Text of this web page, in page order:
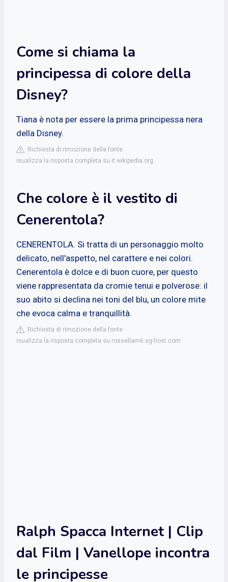
Come si chiama la
principessa di colore della
Disney?
Tiana è nota per essere la prima principessa nera
della Disney.
Richiesta di rimozione della fonte
isualizza la risposta completa su it.wikipedia.org
Che colore è il vestito di
Cenerentola?
CENERENTOLA. Si tratta di un personaggio molto
delicato, nell'aspetto, nel carattere e nei colori.
Cenerentola è dolce e di buon cuore, per questo
viene rappresentata da cromie tenui e polverose: il
suo abito si declina nei toni del blu, un colore mite
che evoca calma e tranquillità.
Richiesta di rimozione della fonte
isualizza la risposta completa su rossellam6.sg-host.com
Ralph Spacca Internet | Clip
dal Film | Vanellope incontra
le principesse